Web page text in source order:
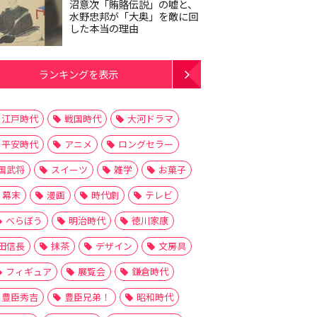
沼意次「賄賂伝説」の嘘と、
水野忠邦が「大奥」を敵に回
した本当の理由
ランキングを表示
江戸時代 戦国時代
大河ドラマ
平安時代
アニメ
ロングセラー
武将
スイーツ 雑学
お菓子
幕末
漫画 時代劇
テレビ
べらぼう
明治時代
徳川家康
信長
抹茶 デザイン
文房具
フィギュア
展覧会
鎌倉時代
豊臣秀吉
豊臣兄弟！
昭和時代